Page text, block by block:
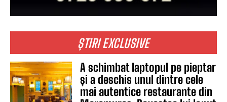
ȘTIRI EXCLUSIVE
A schimbat laptopul pe pieptar
și a deschis unul dintre cele
mai autentice restaurante din